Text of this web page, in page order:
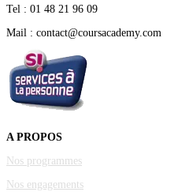
Tel : 01 48 21 96 09
Mail : contact@coursacademy.com
A PROPOS
Nos programmes
Nos engagements